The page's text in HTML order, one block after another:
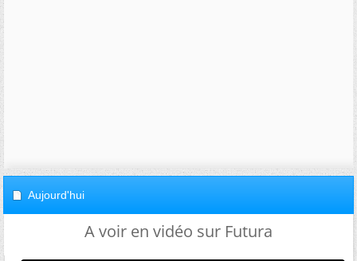
Aujourd'hui
A voir en vidéo sur Futura